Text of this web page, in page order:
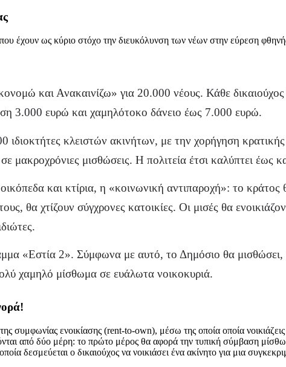
που έχουν ως κύριο στόχο την διευκόλυνση των νέων στην εύρεση
και Ανακαινίζω» για 20.000 νέους. Κάθε
3.000 ευρώ και χαμηλότοκο δάνειο έως 7.000 ευρώ.
ιδιοκτήτες κλειστών ακινήτων, με την χορήγηση
μακροχρόνιες μισθώσεις. Η πολιτεία έτσι καλύπτει έως
και κτίρια, η «κοινωνική αντιπαροχή»: το
θα χτίζουν σύγχρονες κατοικίες. Οι μισές θα
«Εστία 2». Σύμφωνα με αυτό, το Δημόσιο θα μισθώσει,
χαμηλό μίσθωμα σε ευάλωτα νοικοκυριά.
συμφωνίας ενοικίασης (rent-to-own), μέσω της οποία οποία
από δύο μέρη: το πρώτο μέρος θα αφορά την τυπική σύμβαση
δεσμεύεται ο δικαιούχος να νοικιάσει ένα ακίνητο για μια